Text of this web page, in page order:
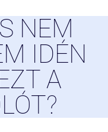
NEM
IDÉN
A